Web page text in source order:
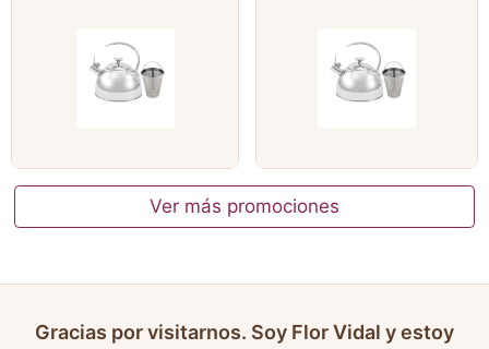
Ver más promociones
Gracias por visitarnos. Soy Flor Vidal y estoy